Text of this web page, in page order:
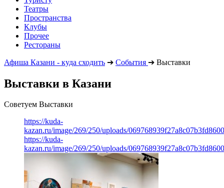
Театры
Пространства
Клубы
Прочее
Рестораны
Афиша Казани - куда сходить ➔ События ➔ Выставки
Выставки в Казани
Советуем Выставки
https://kuda-
kazan.ru/image/269/250/uploads/
https://kuda-
kazan.ru/image/269/250/uploads/